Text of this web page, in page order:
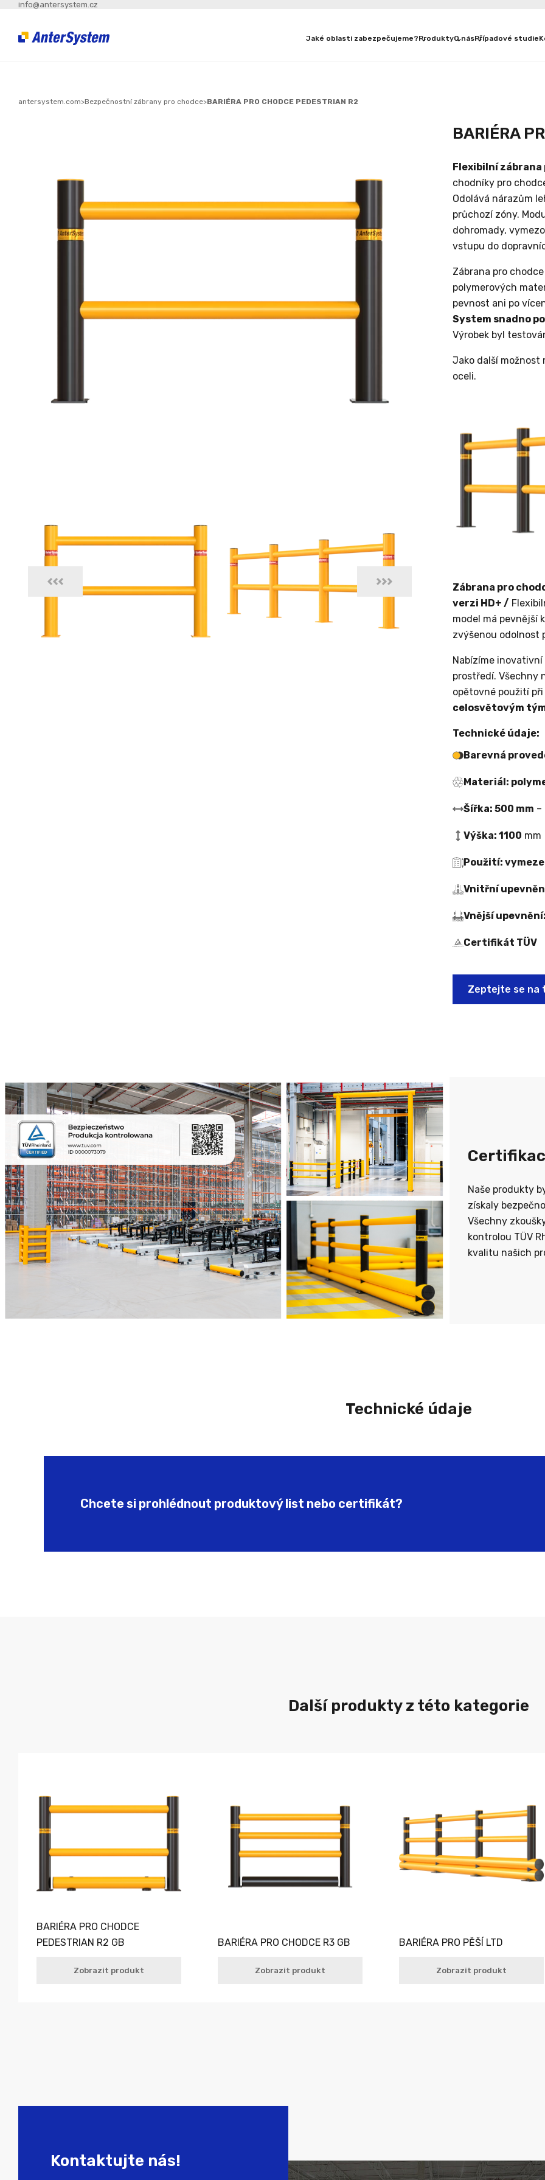
info@antersystem.cz
Jaké oblasti zabezpečujeme?ProduktyO násPřípadové studie
antersystem.com>Bezpečnostní zábrany pro chodce>BARIÉRA PRO CHODCE PEDESTRIAN R2
BARIÉRA
Flexibilní zábrana
chodníky pro
Odolává nárazům
průchozí zóny.
dohromady,
vstupu do
Zábrana pro
polymerových
pevnost ani po
System snadno
Výrobek byl
Jako další možnost
oceli.
Zábrana pro
verzi HD+ /
model má pevnější
zvýšenou odolnost
Nabízíme
prostředí. Všechny
opětovné použití
celosvětovým
Technické údaje:
Barevná
Materiál:
Šířka: 500 mm –
Výška: 1100 mm
Použití:
Vnitřní
Vnější upevnění:
Certifikát TÜV
Zeptejte se na
Naše produkty
získaly
Všechny
kontrolou TÜV
kvalitu našich
Technické údaje
Chcete si prohlédnout produktový list nebo certifikát?
Další produkty z této kategorie
BARIÉRA PRO CHODCE
PEDESTRIAN R2 GB
Zobrazit produkt
BARIÉRA PRO CHODCE R3 GB
Zobrazit produkt
BARIÉRA PRO PĚŠÍ LTD
Zobrazit produkt
Kontaktujte nás!